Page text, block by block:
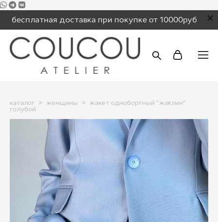
бесплатная доставка при покупке от 10000руб
каталог > женщины > жакет однобортный "жаклин"
голубой